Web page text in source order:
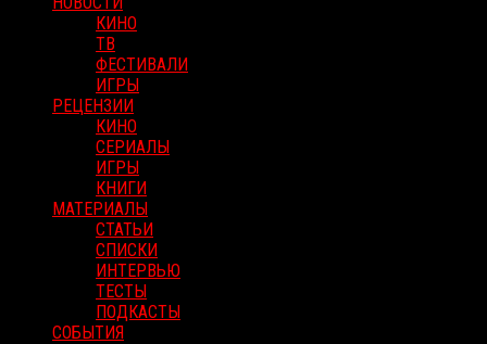
КИНО
ТВ
ФЕСТИВАЛИ
ИГРЫ
РЕЦЕНЗИИ
КИНО
СЕРИАЛЫ
ИГРЫ
КНИГИ
МАТЕРИАЛЫ
СТАТЬИ
СПИСКИ
ИНТЕРВЬЮ
ТЕСТЫ
ПОДКАСТЫ
СОБЫТИЯ